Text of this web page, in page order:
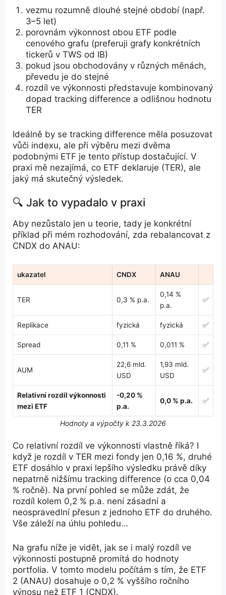
vezmu rozumně dlouhé stejné období (např.
3–5 let)
porovnám výkonnost obou ETF podle
cenového grafu (preferuji grafy konkrétních
tickerů v TWS od IB)
pokud jsou obchodovány v různých měnách,
převedu je do stejné
rozdíl ve výkonnosti představuje kombinovaný
dopad tracking difference a odlišnou hodnotu
TER
Ideálně by se tracking difference měla posuzovat
vůči indexu, ale při výběru mezi dvěma
podobnými ETF je tento přístup dostačující. V
praxi mě nezajímá, co ETF deklaruje (TER), ale
jaký má skutečný výsledek.
🔍 Jak to vypadalo v praxi
Aby nezůstalo jen u teorie, tady je konkrétní
příklad při mém rozhodování, zda rebalancovat z
CNDX do ANAU:
ukazatel CNDX ANAU
TER 0,3 % p.a.
0,14 %
p.a.
✅
Replikace fyzická fyzická ✅
Spread 0,11 % 0,011 % ✅
AUM
22,6 mld.
USD
1,93 mld.
USD
✅
Relativní rozdíl výkonnosti
mezi ETF
-0,20 %
p.a.
0,0 % p.a. ✅
Hodnoty a výpočty k 23.3.2026
Co relativní rozdíl ve výkonnosti vlastně říká? I
když je rozdíl v TER mezi fondy jen 0,16 %, druhé
ETF dosáhlo v praxi lepšího výsledku právě díky
nepatrně nižšímu tracking difference (o cca 0,04
% ročně). Na první pohled se může zdát, že
rozdíl kolem 0,2 % p.a. není zásadní a
neospravedlní přesun z jednoho ETF do druhého.
Vše záleží na úhlu pohledu…
Na grafu níže je vidět, jak se i malý rozdíl ve
výkonnosti postupně promítá do hodnoty
portfolia. V tomto modelu počítám s tím, že ETF
2 (ANAU) dosahuje o 0,2 % vyššího ročního
výnosu než ETF 1 (CNDX).